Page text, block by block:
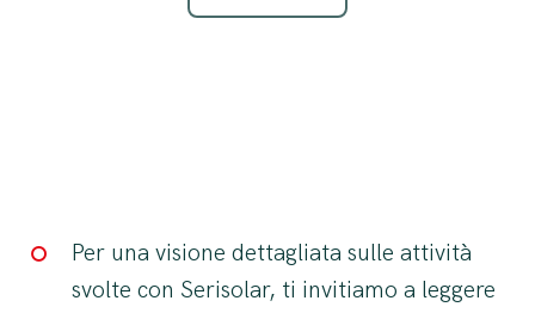
Per una visione dettagliata sulle attività
svolte con Serisolar, ti invitiamo a leggere